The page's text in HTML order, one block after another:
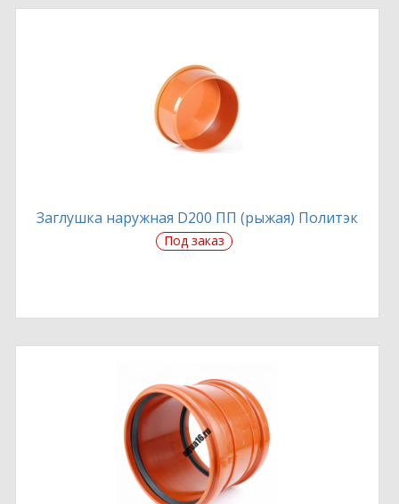
Заглушка наружная D200 ПП (рыжая) Политэк
Под заказ